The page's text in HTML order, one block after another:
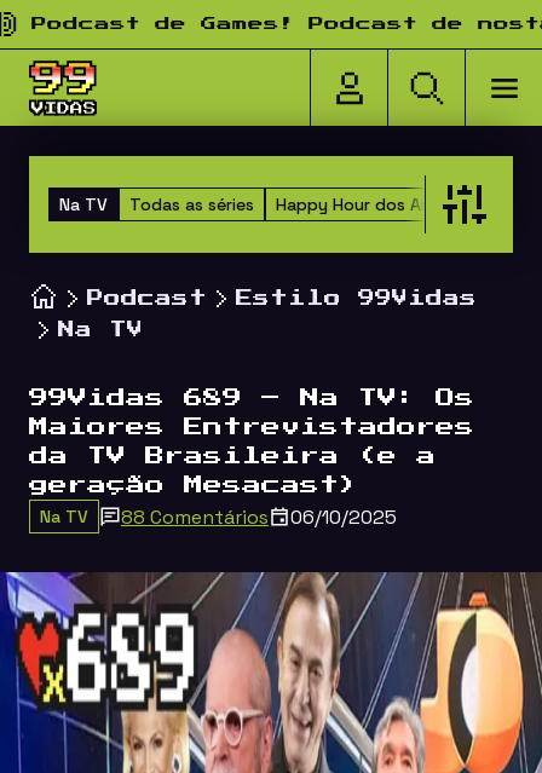
Pular para o conteúdo
de Games! Podcast de
Todas as séries Happy Hour dos Amigos
Na TV
Podcast
Estilo 99Vidas
Na TV
99Vidas 689 – Na TV: Os
Maiores Entrevistadores
da TV Brasileira (e a
geração Mesacast)
Na TV 88 Comentários 06/10/2025